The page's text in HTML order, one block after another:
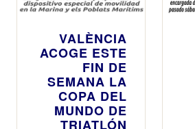
VALÈNCIA
ACOGE ESTE
FIN DE
SEMANA LA
COPA DEL
MUNDO DE
TRIATLÓN